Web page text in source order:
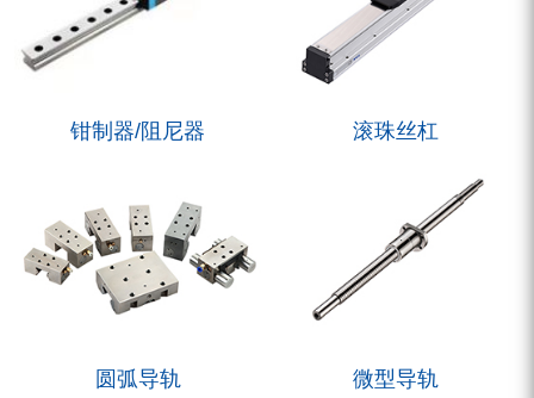
钳制器/阻尼器 滚珠丝杠
圆弧导轨 微型导轨